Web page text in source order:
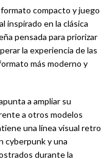
compacto y juego
inspirado en la clásica
pensada para priorizar
la experiencia de las
más moderno y
a ampliar su
a otros modelos
una línea visual retro
cyberpunk y una
durante la